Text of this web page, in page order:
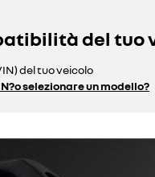
del tuo
del tuo veicolo
o selezionare un modello?